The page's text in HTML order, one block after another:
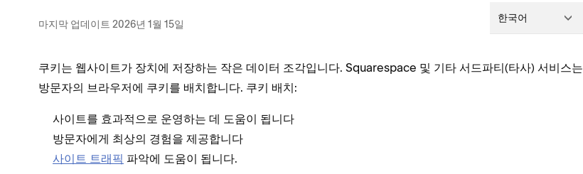
마지막 업데이트 2026년 1월 15일 한국어
쿠키는 웹사이트가 장치에 저장하는 작은 데이터 조각입니다. Squarespace 및 기타 서드파티(타사) 서비스는
방문자의 브라우저에 쿠키를 배치합니다. 쿠키 배치:
사이트를 효과적으로 운영하는 데 도움이 됩니다
방문자에게 최상의 경험을 제공합니다
사이트 트래픽 파악에 도움이 됩니다.